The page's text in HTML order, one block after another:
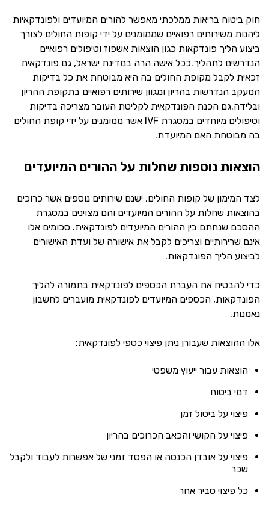
חוק ביטוח בריאות ממלכתי מאפשר להורים המיועדים ולפונדקאיות
ליהנות משירותים רפואיים שממומנים על ידי קופות החולים לצורך
ביצוע הליך פונדקאות כגון הוצאות אשפוז וטיפולים רפואיים
הנדרשים לתהליך.ככל אישה הרה במדינת ישראל, גם פונדקאית
זכאית לקבל מקופת החולים בה היא מבוטחת את כל בדיקות
המעקב הנדרשות בהריון ומגוון שירותים רפואיים בתקופת ההריון
ובלידה.גם הכנת הפונדקאית לקליטת העובר מצריכה בדיקות
וטיפולים מיוחדים במסגרת IVF אשר ממומנים על ידי קופת החולים
בה מבוטחת האם המיועדת.
הוצאות נוספות שחלות על ההורים המיועדים
לצד המימון של קופות החולים, ישנם שירותים נוספים אשר כרוכים
בהוצאות שחלות על ההורים המיועדים והם מצוינים במסגרת
ההסכם שנחתם בין ההורים המיועדים לפונדקאית. סכומים אלו
אינם שרירותיים וצריכים לקבל את אישורה של ועדת האישורים
לביצוע הליך הפונדקאות.
כדי להבטיח את העברת הכספים לפונדקאית בתמורה להליך
הפונדקאות, הכספים המיועדים לפונדקאית מועברים לחשבון
נאמנות.
אלו ההוצאות שעבורן ניתן פיצוי כספי לפונדקאית:
הוצאות עבור ייעוץ משפטי
דמי ביטוח
פיצוי על ביטול זמן
פיצוי על הקושי והכאב הכרוכים בהריון
פיצוי על אובדן הכנסה או הפסד זמני של אפשרות לעבוד ולקבל
שכר
כל פיצוי סביר אחר